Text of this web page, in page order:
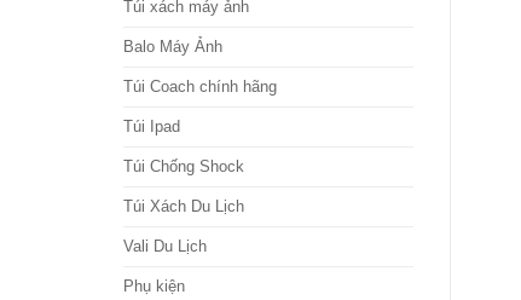
Túi xách máy ảnh
Balo Máy Ảnh
Túi Coach chính hãng
Túi Ipad
Túi Chống Shock
Túi Xách Du Lịch
Vali Du Lịch
Phụ kiện